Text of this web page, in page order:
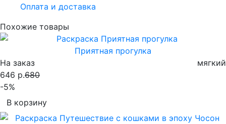
Оплата и доставка
Похожие товары
Приятная прогулка
На заказ
мягкий
646 р.680
-5%
В корзину